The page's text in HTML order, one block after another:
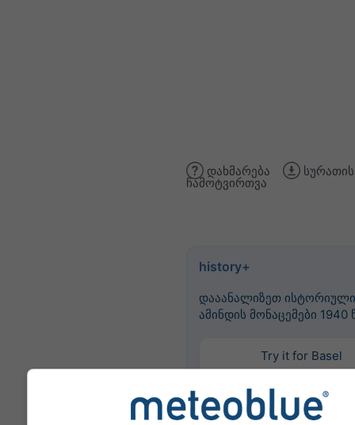
დახმარება სურათის
ჩამოტვირთვა
history+
დააანალიზეთ ისტორიული
ამინდის მონაცემები
Try it for Basel